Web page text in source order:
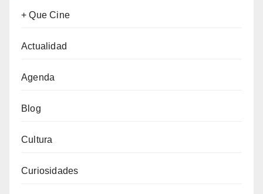
+ Que Cine
Actualidad
Agenda
Blog
Cultura
Curiosidades